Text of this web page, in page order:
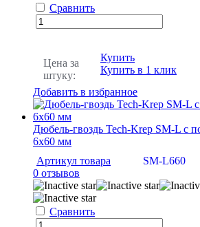
Сравнить
Цена за
штуку:
Купить
Купить в 1 клик
Добавить в избранное
Дюбель-гвоздь Tech-Krep SM-L с
6х60 мм
Артикул товара
SM-L660
0 отзывов
Сравнить